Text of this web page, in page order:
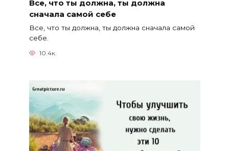
Все, что ты должна, ты должна
сначала самой себе
Все, что ты должна, ты должна сначала самой
себе.
10.4к.